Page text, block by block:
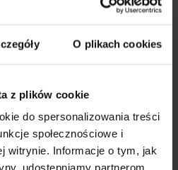
O plikach cookies
z plików cookie
do spersonalizowania treści
społecznościowe i
witrynie. Informacje o tym, jak
udostępniamy partnerom
L-teaniini jakoentsyymi
kollageenissa tai
, karhunvatukka-,